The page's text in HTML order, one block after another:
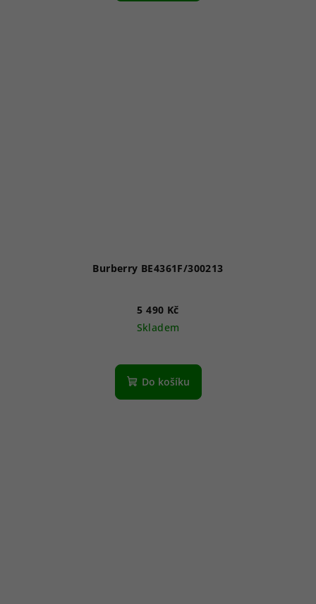
Burberry BE4361F/300213
5 490 Kč
Skladem
Do košíku